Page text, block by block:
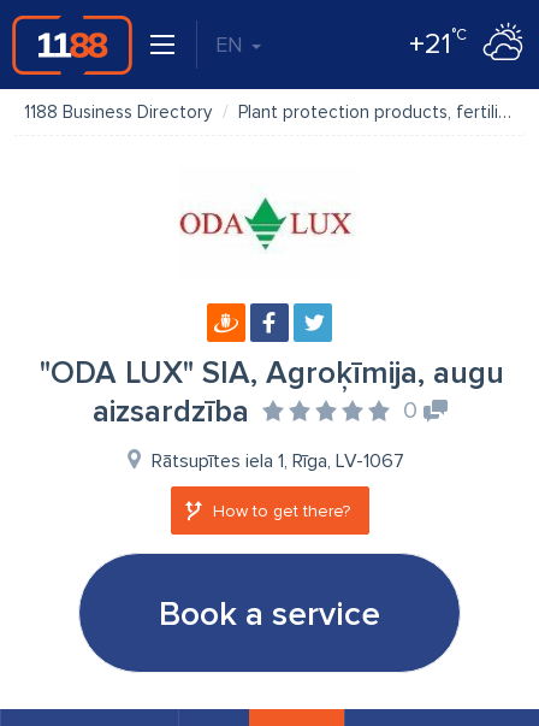
EN +21°C
1188 Business Directory Plant protection products, fertilizers
"ODA LUX" SIA, Agroķīmija, augu
aizsardzība
0
Rātsupītes iela 1, Rīga, LV-1067
How to get there?
Book a service